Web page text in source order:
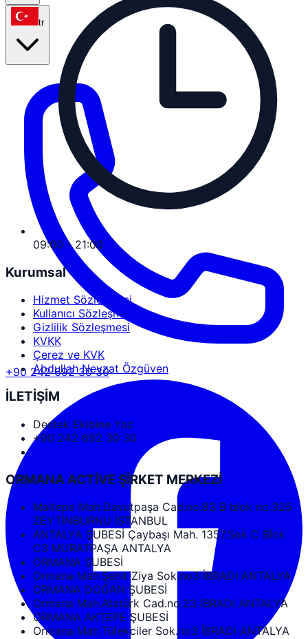
tr
+90 242 692 30 30
09:00 - 21:00
Kurumsal
Hizmet Sözleşmesi
Kullanıcı Sözleşmesi
Gizlilik Sözleşmesi
KVKK
Çerez ve KVK
Abdullah Nevzat Özgüven
İLETİŞİM
Destek Ekibine Yaz
+90 242 692 30 30
ORMANA ACTİVE ŞİRKET MERKEZİ
Maltepe Mah.Davutpaşa Cad.no.83 B blok no.325
ZEYTİNBURNU İSTANBUL
ANTALYA ŞUBESİ Çaybaşı Mah. 1357.Sok C Blok
C3 MURATPAŞA ANTALYA
ORMANA ŞUBESİ
Ormana Mah.Şehit Ziya Sok.no3 İBRADI ANTALYA
ORMANA DOĞAN ŞUBESİ
Ormana Mah.Atatürk Cad.no.23 İBRADI ANTALYA
ORMANA AKTEPE ŞUBESİ
Ormana Mah.Tüfekciler Sok.no3 İBRADI ANTALYA